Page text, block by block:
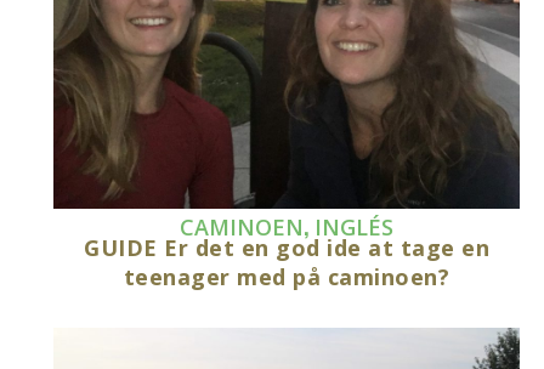
CAMINOEN, INGLÉS
GUIDE Er det en god ide at tage en
teenager med på caminoen?